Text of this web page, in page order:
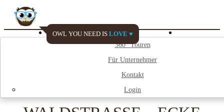
360° Touren
Für Unternehmer
Kontakt
Login
OWL YOU NEED IS LOVE ♥
Watch My City